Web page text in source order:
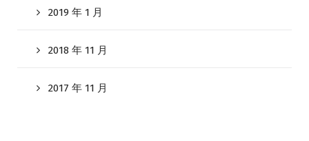
2019 年 1 月
2018 年 11 月
2017 年 11 月